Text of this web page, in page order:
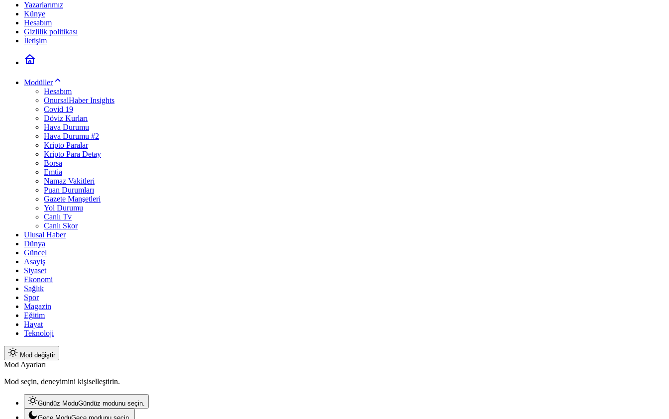
Yazarlarımız
Künye
Hesabım
Gizlilik politikası
İletişim
Modüller
Hesabım
OnursalHaber Insights
Covid 19
Döviz Kurları
Hava Durumu
Hava Durumu #2
Kripto Paralar
Kripto Para Detay
Borsa
Emtia
Namaz Vakitleri
Puan Durumları
Gazete Manşetleri
Yol Durumu
Canlı Tv
Canlı Skor
Ulusal Haber
Dünya
Güncel
Asayiş
Siyaset
Ekonomi
Sağlık
Spor
Magazin
Eğitim
Hayat
Teknoloji
Mod değiştir
Mod Ayarları
Mod seçin, deneyimini kişiselleştirin.
Gündüz ModuGündüz modunu seçin.